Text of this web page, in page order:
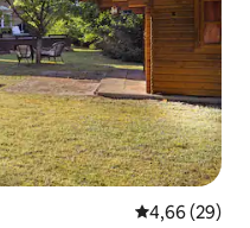
Priemerné
4,66 (29)